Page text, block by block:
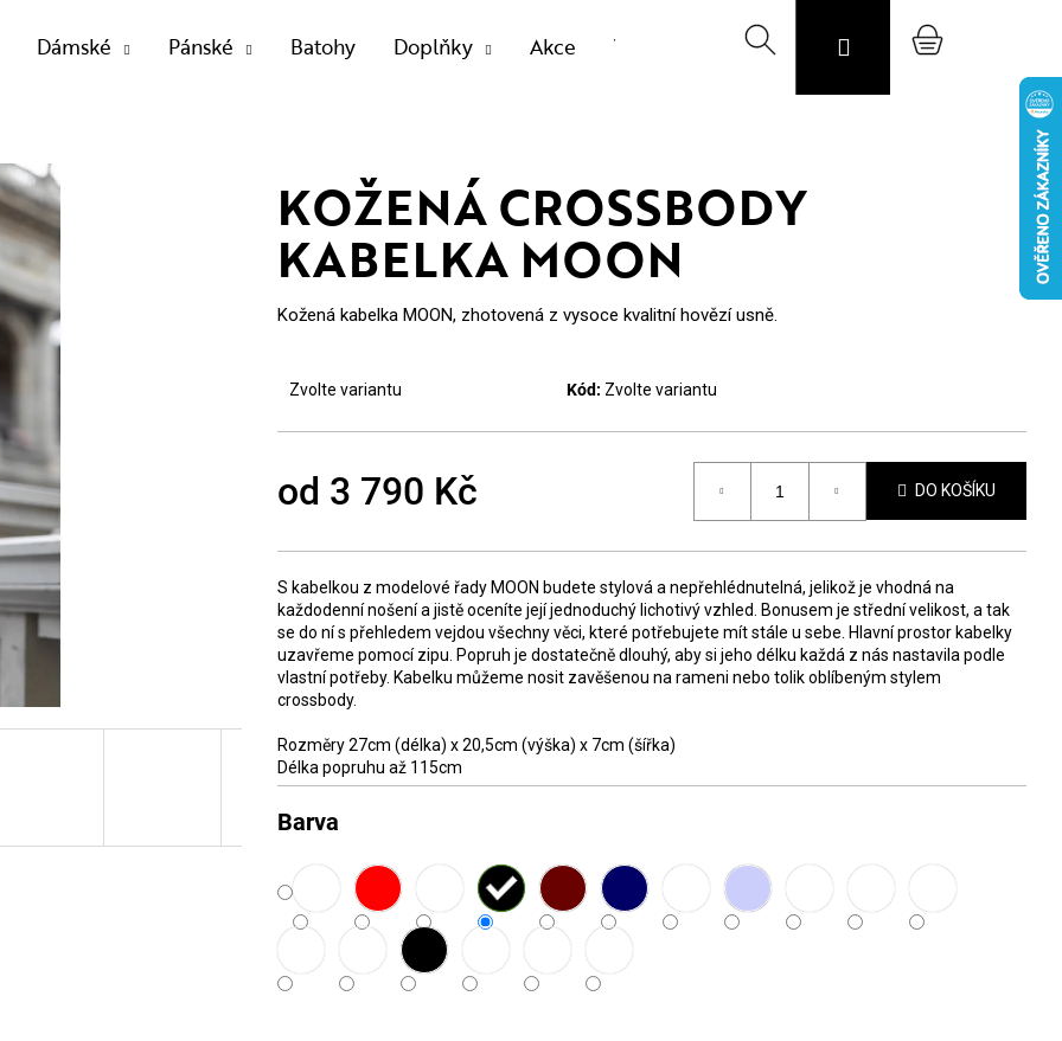
Dámské Pánské Batohy Doplňky Akce Výprodej vzorků Svojost O nás
HledatPřihlášeníNákupní
KOŽENÁ CROSSBODY
KABELKA MOON
Kožená kabelka MOON, zhotovená z vysoce kvalitní hovězí usně.
Barva
Zvolte variantu Kód: Zvolte variantu
od 3 790 Kč DO KOŠÍKU
S kabelkou z modelové řady MOON budete stylová a nepřehlédnutelná, jelikož je vhodná na
každodenní nošení a jistě oceníte její jednoduchý lichotivý vzhled. Bonusem je střední velikost, a tak
se do ní s přehledem vejdou všechny věci, které potřebujete mít stále u sebe. Hlavní prostor kabelky
uzavřeme pomocí zipu. Popruh je dostatečně dlouhý, aby si jeho délku každá z nás nastavila podle
vlastní potřeby. Kabelku můžeme nosit zavěšenou na rameni nebo tolik oblíbeným stylem
crossbody.
Rozměry 27cm (délka) x 20,5cm (výška) x 7cm (šířka)
Délka popruhu až 115cm
NAJÍT?
Doporučujeme